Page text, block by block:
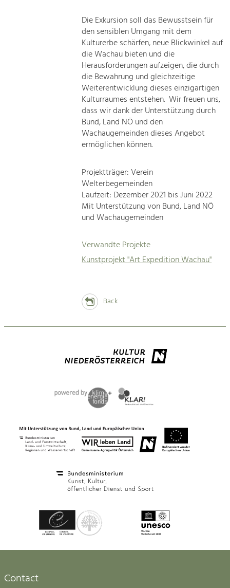
Die Exkursion soll das Bewusstsein für
den sensiblen Umgang mit dem
Kulturerbe schärfen, neue Blickwinkel auf
die Wachau bieten und die
Herausforderungen aufzeigen, die durch
die Bewahrung und gleichzeitige
Weiterentwicklung dieses einzigartigen
Kulturraumes entstehen. Wir freuen uns,
dass wir dank der Unterstützung durch
Bund, Land NÖ und den
Wachaugemeinden dieses Angebot
ermöglichen können.
Projektträger: Verein
Welterbegemeinden
Laufzeit: Dezember 2021 bis Juni 2022
Mit Unterstützung von Bund, Land NÖ
und Wachaugemeinden
Verwandte Projekte
Kunstprojekt "Art Expedition Wachau"
Back
Contact